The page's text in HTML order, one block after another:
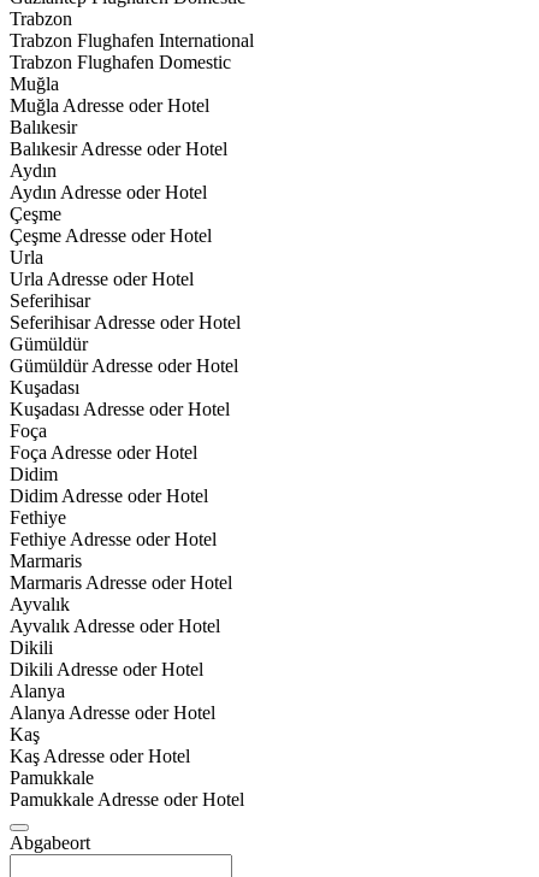
Trabzon
Trabzon Flughafen International
Trabzon Flughafen Domestic
Muğla
Muğla Adresse oder Hotel
Balıkesir
Balıkesir Adresse oder Hotel
Aydın
Aydın Adresse oder Hotel
Çeşme
Çeşme Adresse oder Hotel
Urla
Urla Adresse oder Hotel
Seferihisar
Seferihisar Adresse oder Hotel
Gümüldür
Gümüldür Adresse oder Hotel
Kuşadası
Kuşadası Adresse oder Hotel
Foça
Foça Adresse oder Hotel
Didim
Didim Adresse oder Hotel
Fethiye
Fethiye Adresse oder Hotel
Marmaris
Marmaris Adresse oder Hotel
Ayvalık
Ayvalık Adresse oder Hotel
Dikili
Dikili Adresse oder Hotel
Alanya
Alanya Adresse oder Hotel
Kaş
Kaş Adresse oder Hotel
Pamukkale
Pamukkale Adresse oder Hotel
Abgabeort